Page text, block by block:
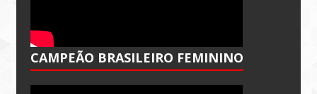
CAMPEÃO BRASILEIRO FEMININO